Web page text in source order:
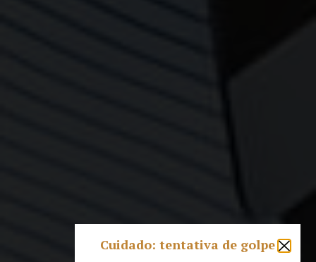
Cuidado: tentativa de golpe